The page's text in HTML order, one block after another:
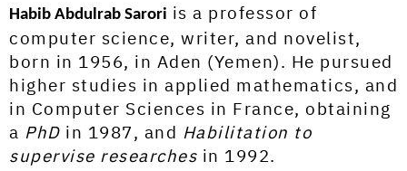
Habib Abdulrab Sarori is a professor of
computer science, writer, and novelist,
born in 1956, in Aden (Yemen). He pursued
higher studies in applied mathematics, and
in Computer Sciences in France, obtaining
a PhD in 1987, and Habilitation to
supervise researches in 1992.